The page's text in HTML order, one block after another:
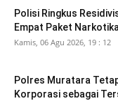
Polisi Ringkus
Empat Paket
Kamis, 06 Agu 2026, 19 : 12
Polres Muratara
Korporasi sebagai